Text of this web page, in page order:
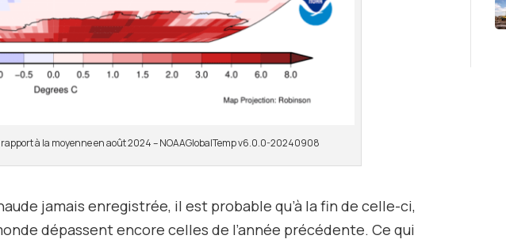
à la moyenne en août 2024 – NOAAGlobalTemp v6.0.0-20240908
jamais enregistrée, il est probable qu’à la fin de celle-ci,
dépassent encore celles de l’année précédente. Ce qui